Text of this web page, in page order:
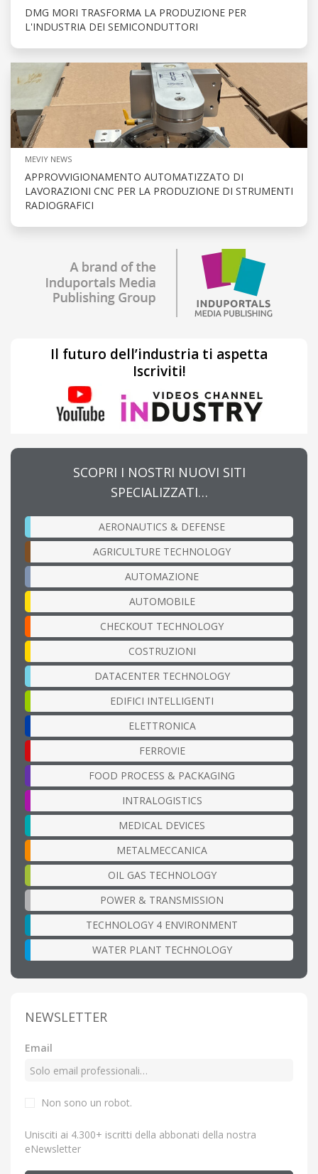
DMG MORI TRASFORMA LA PRODUZIONE PER
L'INDUSTRIA DEI SEMICONDUTTORI
MEVIY NEWS
APPROVVIGIONAMENTO AUTOMATIZZATO DI
LAVORAZIONI CNC PER LA PRODUZIONE DI STRUMENTI
RADIOGRAFICI
Il futuro dell’industria ti aspetta
Iscriviti!
SCOPRI I NOSTRI NUOVI SITI
SPECIALIZZATI…
AERONAUTICS & DEFENSE
AGRICULTURE TECHNOLOGY
AUTOMAZIONE
AUTOMOBILE
CHECKOUT TECHNOLOGY
COSTRUZIONI
DATACENTER TECHNOLOGY
EDIFICI INTELLIGENTI
ELETTRONICA
FERROVIE
FOOD PROCESS & PACKAGING
INTRALOGISTICS
MEDICAL DEVICES
METALMECCANICA
OIL GAS TECHNOLOGY
POWER & TRANSMISSION
TECHNOLOGY 4 ENVIRONMENT
WATER PLANT TECHNOLOGY
NEWSLETTER
Email
Non sono un robot.
Unisciti ai 4.300+ iscritti della abbonati della nostra
eNewsletter